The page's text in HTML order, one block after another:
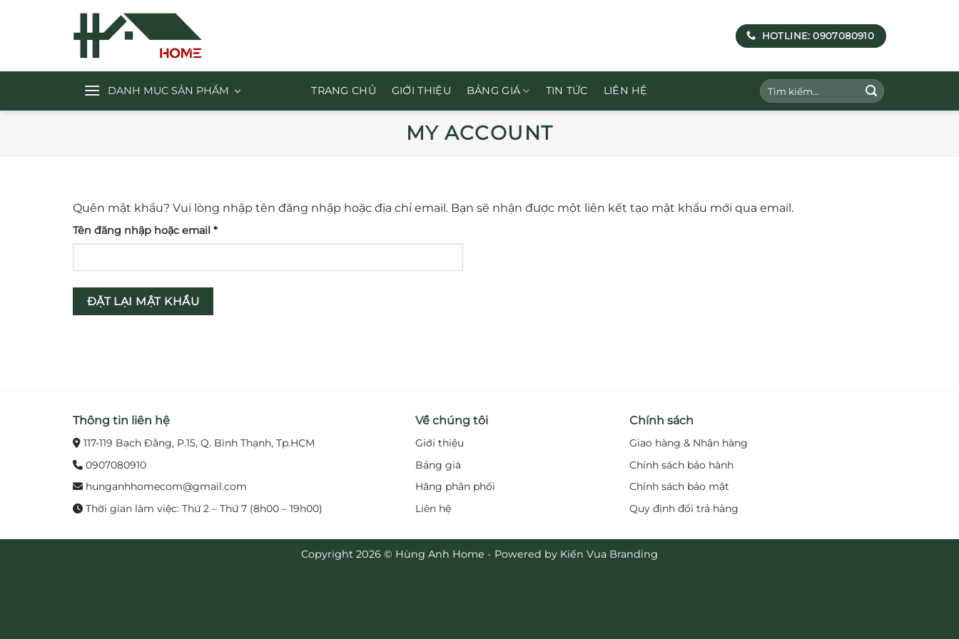
HOTLINE: 0907080910
DANH MỤC SẢN PHẨM TRANG CHỦ GIỚI THIỆU BẢNG GIÁ TIN TỨC LIÊN HỆ
Tìm
kiếm:
MY ACCOUNT
Quên mật khẩu? Vui lòng nhập tên đăng nhập hoặc địa chỉ email. Bạn sẽ nhận được một liên kết tạo mật khẩu mới qua email.
Tên đăng nhập hoặc email *Bắt
buộc
ĐẶT LẠI MẬT KHẨU
Thông tin liên hệ
117-119 Bạch Đằng, P.15, Q. Bình Thạnh, Tp.HCM
0907080910
hunganhhomecom@gmail.com
Thời gian làm việc: Thứ 2 – Thứ 7 (8h00 – 19h00)
Về chúng tôi
Giới thiệu
Bảng giá
Hãng phân phối
Liên hệ
Chính sách
Giao hàng & Nhận hàng
Chính sách bảo hành
Chính sách bảo mật
Quy định đổi trả hàng
Copyright 2026 © Hùng Anh Home - Powered by Kiến Vua Branding